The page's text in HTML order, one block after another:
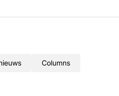
Columns